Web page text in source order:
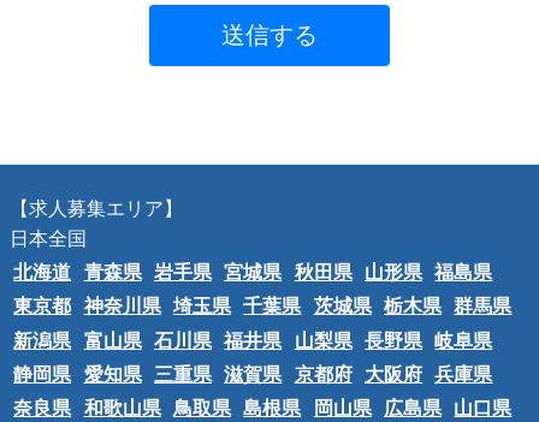
送信する
【求人募集エリア】
日本全国
北海道
青森県 岩手県 宮城県 秋田県 山形県
福島県
東京都
神奈川県 埼玉県 千葉県 茨城県 栃木県
群馬県
新潟県
富山県 石川県 福井県 山梨県 長野県
岐阜県
静岡県
愛知県 三重県 滋賀県 京都府 大阪府
兵庫県
奈良県
和歌山県 鳥取県 島根県 岡山県 広島県 山口県